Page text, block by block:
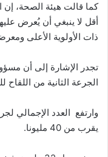
أقل لا ينبغي أن يُعرض
ذات الأولوية الأعلى
تجدر الإشارة إلى أن
الجرعة الثانية من اللقاح
وارتفع العدد الإجمالي
يقرب من 40 مليونا.